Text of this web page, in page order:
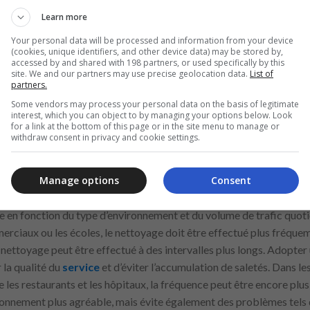
à danger
de nettoyage dans des zones à risque, telles que les cuisines
les professionnels doivent y prêter une attention
que des gants, des lunettes et des masques, est essentielle pour
De plus, stocker correctement les produits chimiques
à risques, une formation spécifique destinée aux
les techniques et les produits utilisés ne présentent pas de
l’environnement propre et sûr pour tous les utilisateurs.
en fonction du type d’environnement et du volume de trafic
ou les écoles, le nettoyage doit être effectué plus
peut être effectué à des intervalles plus longs.
qualité du service et d’éviter l’accumulation de saletés. Dans
les restaurants et les hôpitaux, la fréquence peut être encore
plus agréable, mais évite également des problèmes tels
Learn more
Your personal data will be processed and information from your device
(cookies, unique identifiers, and other device data) may be stored by,
accessed by and shared with 198 partners, or used specifically by this
site. We and our partners may use precise geolocation data. List of
partners.
Some vendors may process your personal data on the basis of legitimate
interest, which you can object to by managing your options below. Look
for a link at the bottom of this page or in the site menu to manage or
withdraw consent in privacy and cookie settings.
Consent
Manage options